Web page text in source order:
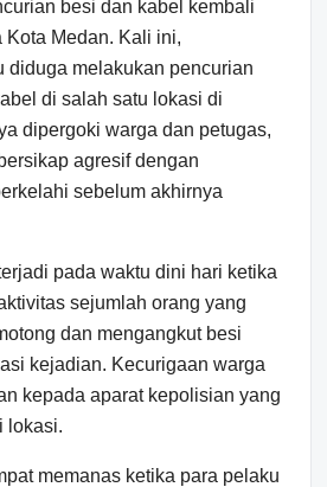
besi dan kabel kembali
Kota Medan. Kali ini,
diduga melakukan pencurian
di salah satu lokasi di
dipergoki warga dan petugas,
agresif dengan
sebelum akhirnya
pada waktu dini hari ketika
sejumlah orang yang
dan mengangkut besi
kejadian. Kecurigaan warga
kepada aparat kepolisian yang
lokasi.
memanas ketika para pelaku